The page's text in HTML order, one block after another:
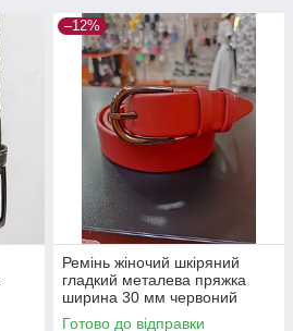
–12%
Ремінь жіночий шкіряний
гладкий металева пряжка
ширина 30 мм червоний
Готово до відправки